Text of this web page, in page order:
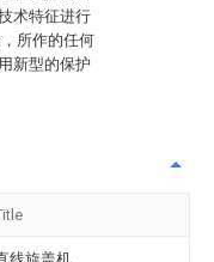
术特征进行
所作的任何
新型的保护